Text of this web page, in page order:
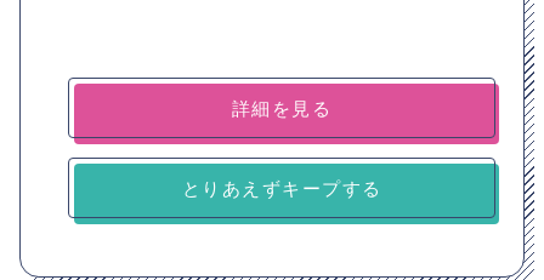
詳細を見る
とりあえずキープする